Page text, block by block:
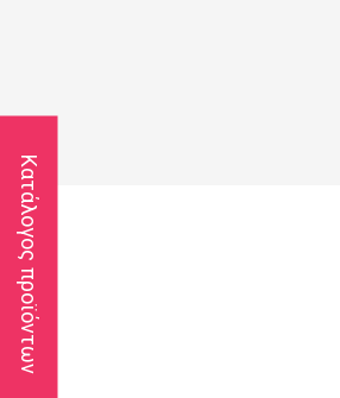
Κατάλογος προϊόντων